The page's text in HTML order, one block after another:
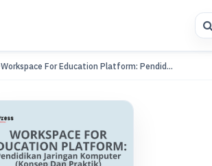
Workspace For Education Platform: Pendid...